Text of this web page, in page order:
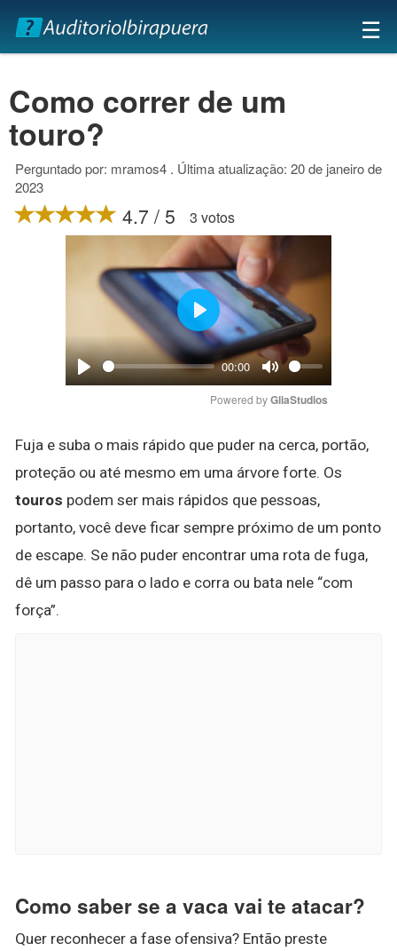
×
☰
Como correr de um
touro?
Perguntado por: mramos4 . Última atualização: 20 de janeiro de
2023
4.7 / 5 3 votos
Play
00:00
Mute
Play
Powered by GliaStudios
Fuja e suba o mais rápido que puder na cerca, portão,
proteção ou até mesmo em uma árvore forte. Os
touros podem ser mais rápidos que pessoas,
portanto, você deve ficar sempre próximo de um ponto
de escape. Se não puder encontrar uma rota de fuga,
dê um passo para o lado e corra ou bata nele “com
força”.
Como saber se a vaca vai te atacar?
Quer reconhecer a fase ofensiva? Então preste